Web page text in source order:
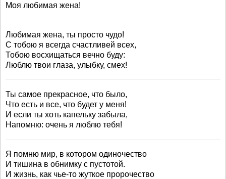
Моя любимая жена!
Любимая жена, ты просто чудо!
С тобою я всегда счастливей всех,
Тобою восхищаться вечно буду:
Люблю твои глаза, улыбку, смех!
Ты самое прекрасное, что было,
Что есть и все, что будет у меня!
И если ты хоть капельку забыла,
Напомню: очень я люблю тебя!
Я помню мир, в котором одиночество
И тишина в обнимку с пустотой.
И жизнь, как чье-то жуткое пророчество